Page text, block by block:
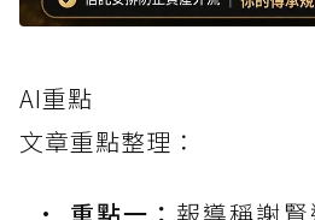
AI重點
文章重點整理：
重點一： 報導稱謝賢